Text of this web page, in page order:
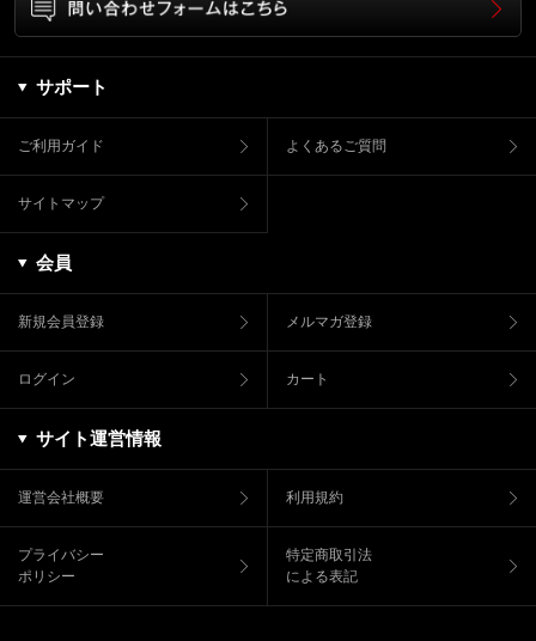
サポート
ご利用ガイド よくあるご質問
サイトマップ
会員
新規会員登録 メルマガ登録
ログイン カート
サイト運営情報
運営会社概要 利用規約
プライバシー
ポリシー
特定商取引法
による表記